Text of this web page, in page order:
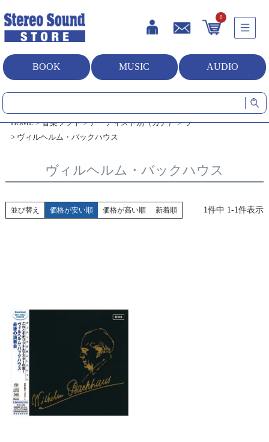
0
BOOK MUSIC AUDIO
HOME 音楽ソフト アーティスト別（カナ）
ウ
ヴィルヘルム・バックハウス
ヴィルヘルム・バックハウス
並び替え 価格が安い順 価格が高い順 新着順 1件中 1-1件表示